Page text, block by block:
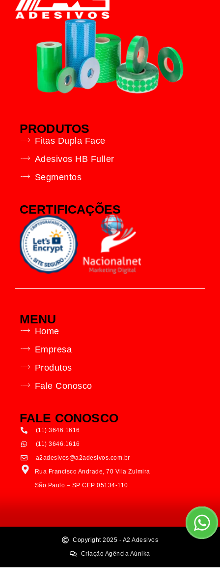
PRODUTOS
Fitas Dupla Face
Adesivos HB Fuller
Segmentos
CERTIFICAÇÕES
MENU
Home
Empresa
Produtos
Fale Conosco
FALE CONOSCO
(11) 3646.1616
(11) 3646.1616
a2adesivos@a2adesivos.com.br
Rua Francisco Andrade, 70 Vila Zulmira
São Paulo – SP CEP 05134-110
Copyright 2025 - A2 Adesivos
Criação Agência Aúnika